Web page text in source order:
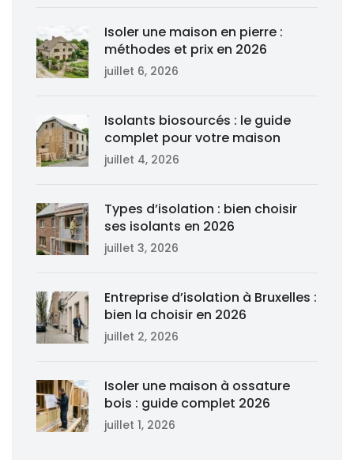
Isoler une maison en pierre :
méthodes et prix en 2026
juillet 6, 2026
Isolants biosourcés : le guide
complet pour votre maison
juillet 4, 2026
Types d’isolation : bien choisir
ses isolants en 2026
juillet 3, 2026
Entreprise d’isolation à Bruxelles :
bien la choisir en 2026
juillet 2, 2026
Isoler une maison à ossature
bois : guide complet 2026
juillet 1, 2026